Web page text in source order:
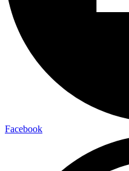
Facebook